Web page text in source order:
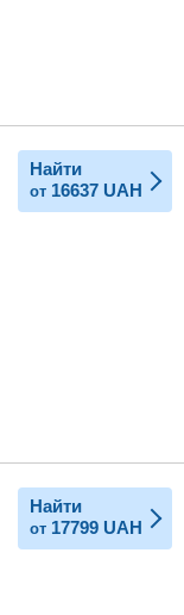
Найти
от 16637 UAH
Найти
от 17799 UAH